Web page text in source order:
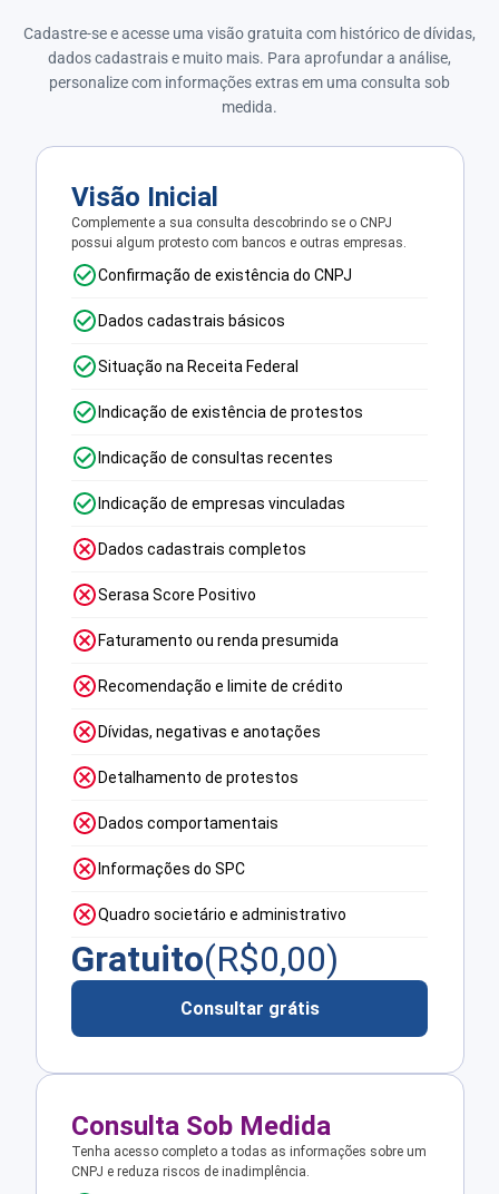
Cadastre-se e acesse uma visão gratuita com histórico de dívidas,
dados cadastrais e muito mais. Para aprofundar a análise,
personalize com informações extras em uma consulta sob
medida.
Visão Inicial
Complemente a sua consulta descobrindo se o CNPJ
possui algum protesto com bancos e outras empresas.
Confirmação de existência do CNPJ
Dados cadastrais básicos
Situação na Receita Federal
Indicação de existência de protestos
Indicação de consultas recentes
Indicação de empresas vinculadas
Dados cadastrais completos
Serasa Score Positivo
Faturamento ou renda presumida
Recomendação e limite de crédito
Dívidas, negativas e anotações
Detalhamento de protestos
Dados comportamentais
Informações do SPC
Quadro societário e administrativo
Gratuito(R$0,00)
Consultar grátis
Consulta Sob Medida
Tenha acesso completo a todas as informações sobre um
CNPJ e reduza riscos de inadimplência.